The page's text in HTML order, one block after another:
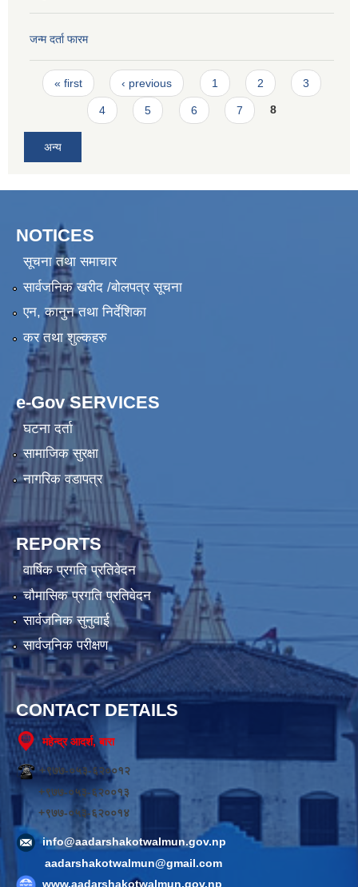
जन्म दर्ता फारम
Pages
« first ‹ previous 1 2 3
4 5 6 7 8
अन्य
NOTICES
सूचना तथा समाचार
सार्वजनिक खरीद /बोलपत्र सूचना
एन, कानुन तथा निर्देशिका
कर तथा शुल्कहरु
e-Gov SERVICES
घटना दर्ता
सामाजिक सुरक्षा
नागरिक वडापत्र
REPORTS
वार्षिक प्रगति प्रतिवेदन
चौमासिक प्रगति प्रतिवेदन
सार्वजनिक सुनुवाई
सार्वजनिक परीक्षण
CONTACT DETAILS
महेन्द्र आदर्श, बारा
+९७७-०५३-६२००१२
+९७७-०५३-६२००१३
+९७७-०५३-६२००१४
info@aadarshakotwalmun.gov.np
aadarshakotwalmun@gmail.com
www.aadarshakotwalmun.gov.np